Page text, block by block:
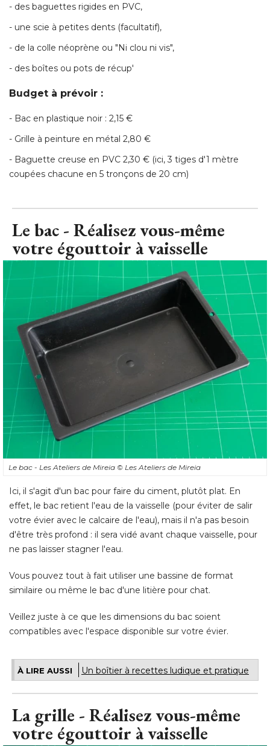
- des baguettes rigides en PVC,
- une scie à petites dents (facultatif),
- de la colle néoprène ou "Ni clou ni vis",
- des boîtes ou pots de récup'
Budget à prévoir :
- Bac en plastique noir : 2,15 €
- Grille à peinture en métal 2,80 €
- Baguette creuse en PVC 2,30 € (ici, 3 tiges d'1 mètre
coupées chacune en 5 tronçons de 20 cm)
Le bac - Réalisez vous-même
votre égouttoir à vaisselle
Le bac - Les Ateliers de Mireia © Les Ateliers de Mireia
Ici, il s'agit d'un bac pour faire du ciment, plutôt plat. En
effet, le bac retient l'eau de la vaisselle (pour éviter de salir
votre évier avec le calcaire de l'eau), mais il n'a pas besoin
d'être très profond : il sera vidé avant chaque vaisselle, pour
ne pas laisser stagner l'eau.
Vous pouvez tout à fait utiliser une bassine de format
similaire ou même le bac d'une litière pour chat.
Veillez juste à ce que les dimensions du bac soient
compatibles avec l'espace disponible sur votre évier.
À LIRE AUSSI Un boîtier à recettes ludique et pratique
La grille - Réalisez vous-même
votre égouttoir à vaisselle